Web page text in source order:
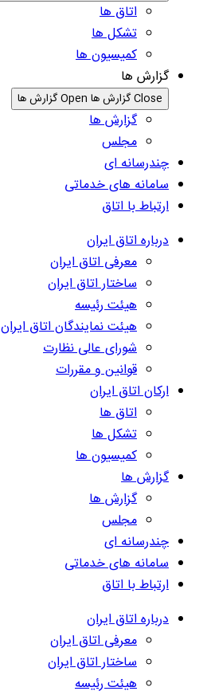
اتاق ها
تشکل ها
کمیسیون ها
گزارش ها
Close گزارش ها Open گزارش ها
گزارش ها
مجلس
چندرسانه ای
سامانه های خدماتی
ارتباط با اتاق
درباره اتاق ایران
معرفی اتاق ایران
ساختار اتاق ایران
هیئت رئیسه
هیئت نمایندگان اتاق ایران
شورای عالی نظارت
قوانین و مقررات
ارکان اتاق ایران
اتاق ها
تشکل ها
کمیسیون ها
گزارش ها
گزارش ها
مجلس
چندرسانه ای
سامانه های خدماتی
ارتباط با اتاق
درباره اتاق ایران
معرفی اتاق ایران
ساختار اتاق ایران
هیئت رئیسه